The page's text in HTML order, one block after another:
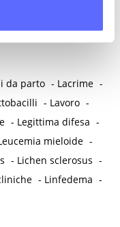
da parto - Lacrime -
- Lavoro -
- Legittima difesa -
mieloide -
- Lichen sclerosus -
- Linfedema -